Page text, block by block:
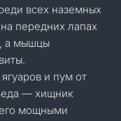
всех наземных
передних лапах
а мышцы
и пум от
— хищник
мощными